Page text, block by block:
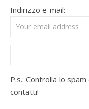
Indirizzo e-mail:
P.s.: Controlla lo
contatti!